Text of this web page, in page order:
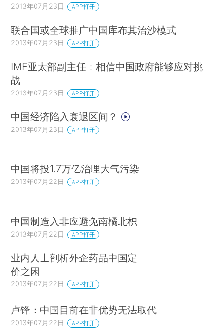
2013年07月23日 APP打开
联合国或全球推广中国库布其治沙模式
2013年07月23日 APP打开
IMF亚太部副主任：相信中国政府能够应对挑
战
2013年07月23日 APP打开
中国经济陷入衰退区间？
2013年07月23日 APP打开
中国将投1.7万亿治理大气污染
2013年07月22日 APP打开
中国制造入非应避免南橘北枳
2013年07月22日 APP打开
业内人士剖析外企药品中国定
价之困
2013年07月22日 APP打开
卢锋：中国目前在非优势无法取代
2013年07月22日 APP打开